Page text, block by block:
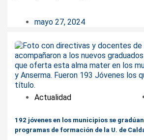
mayo 27, 2024
Actualidad
192 jóvenes en los municipios se
programas de formación de la U. de